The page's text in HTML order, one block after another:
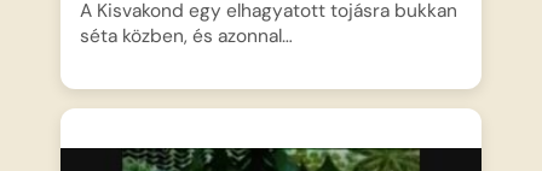
A Kisvakond egy elhagyatott tojásra bukkan
séta közben, és azonnal…